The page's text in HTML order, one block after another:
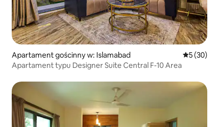
Apartament gościnny w: Islamabad Średnia
5 (30)
Apartament typu Designer Suite Central F-10 Area